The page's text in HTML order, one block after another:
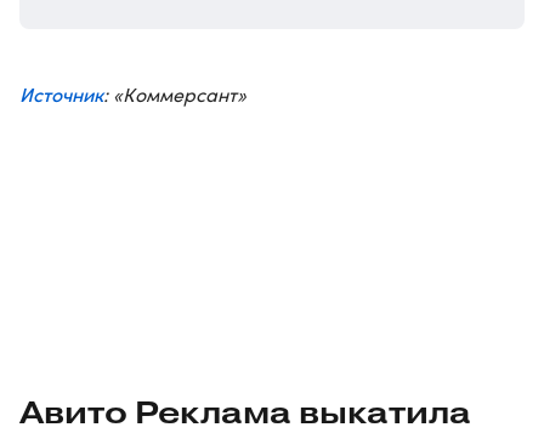
Источник: «Коммерсант»
Авито Реклама выкатила